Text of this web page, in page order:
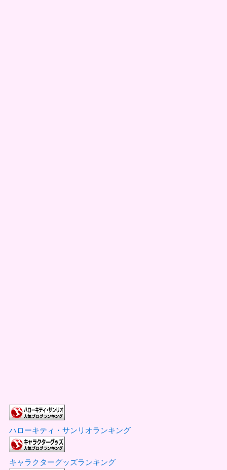
ハローキティ・サンリオランキング
キャラクターグッズランキング